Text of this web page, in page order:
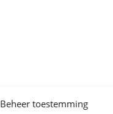
Beheer toestemming